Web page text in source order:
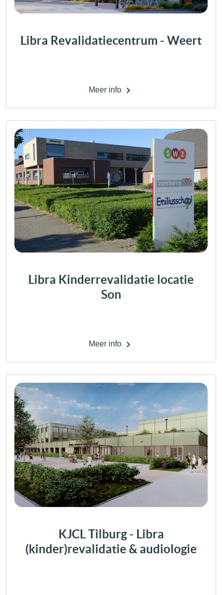
Libra Revalidatiecentrum - Weert
Meer info
Libra Kinderrevalidatie locatie
Son
Meer info
KJCL Tilburg - Libra
(kinder)revalidatie & audiologie